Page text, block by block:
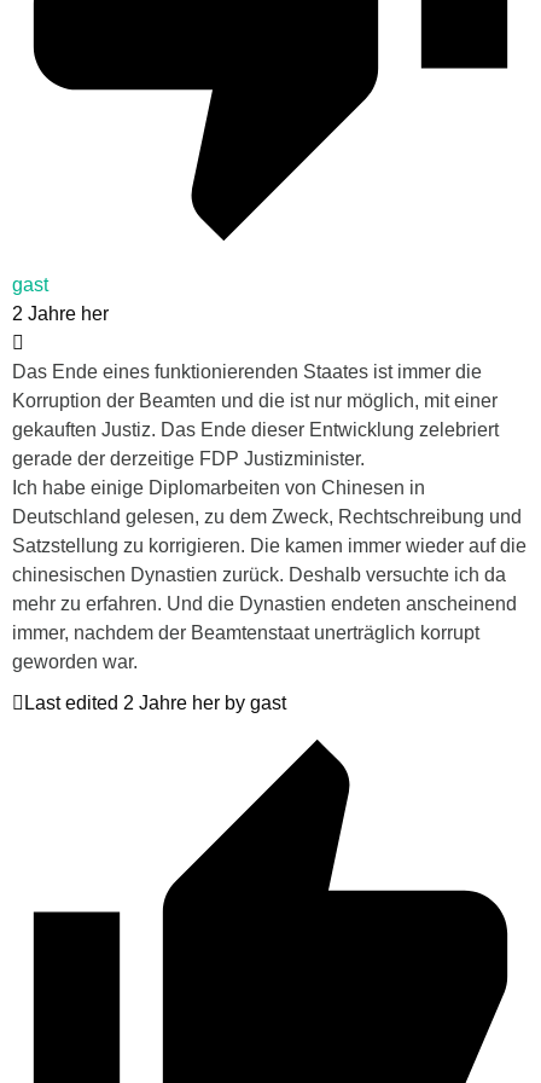
gast
2 Jahre her
Das Ende eines funktionierenden Staates ist immer die
Korruption der Beamten und die ist nur möglich, mit einer
gekauften Justiz. Das Ende dieser Entwicklung zelebriert
gerade der derzeitige FDP Justizminister.
Ich habe einige Diplomarbeiten von Chinesen in
Deutschland gelesen, zu dem Zweck, Rechtschreibung und
Satzstellung zu korrigieren. Die kamen immer wieder auf die
chinesischen Dynastien zurück. Deshalb versuchte ich da
mehr zu erfahren. Und die Dynastien endeten anscheinend
immer, nachdem der Beamtenstaat unerträglich korrupt
geworden war.
Last edited 2 Jahre her by gast